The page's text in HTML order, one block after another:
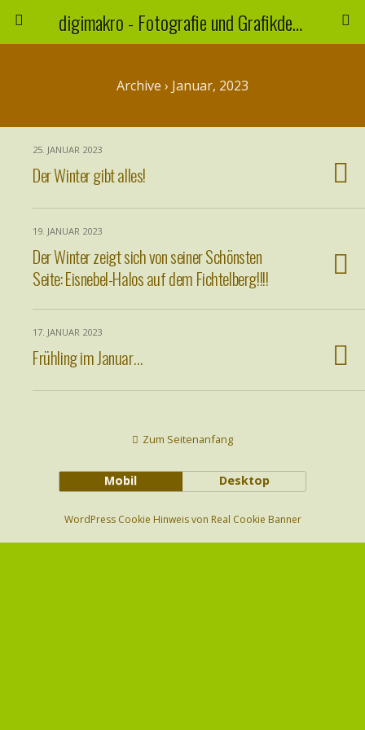
digimakro - Fotografie und Grafikdesign
Archive › Januar, 2023
25. JANUAR 2023
Der Winter gibt alles!
19. JANUAR 2023
Der Winter zeigt sich von seiner Schönsten
Seite: Eisnebel-Halos auf dem Fichtelberg!!!!
17. JANUAR 2023
Frühling im Januar…
Zum Seitenanfang
Mobil Desktop
WordPress Cookie Hinweis von Real Cookie Banner